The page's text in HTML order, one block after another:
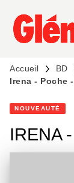
MENU
PIED DE
Accueil BD
Irena - Poche
NOUVEAUTÉ
IRENA